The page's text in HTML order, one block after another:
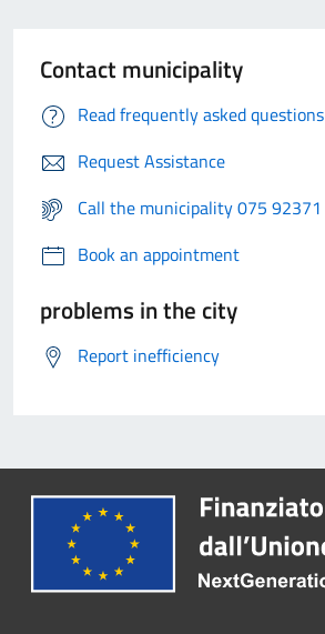
Contact municipality
Read frequently asked questions
Request Assistance
Call the municipality 075 92371
Book an appointment
problems in the city
Report inefficiency